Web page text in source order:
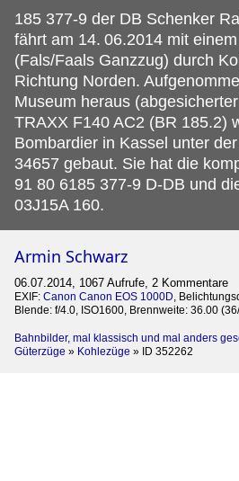
185 377-9 der DB Schenker
fährt am 14. 06.2014 mit
(Fals/Faals Ganzzug) durch
Richtung Norden.
Museum heraus
TRAXX F140 AC2 (BR 185.2)
Bombardier in Kassel unter
34657 gebaut. Sie hat die
91 80 6185 377-9 D-DB und
03J15A 160.
Armin Schwarz
06.07.2014, 1067 Aufrufe, 2 Kommentare
EXIF: Canon Canon EOS 1000D ,
Blende: f/4.0, ISO1600, Brennweite: 36.00
Bahnbilder, mal klassisch und mal anders
Güterzüge » Kohlezüge » ID 352262